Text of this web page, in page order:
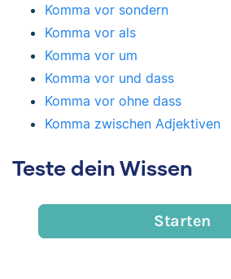
Komma vor sondern
Komma vor als
Komma vor um
Komma vor und dass
Komma vor ohne dass
Komma zwischen Adjektiven
Teste dein Wissen